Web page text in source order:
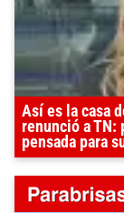
Así es la casa
renunció a TN:
pensada para